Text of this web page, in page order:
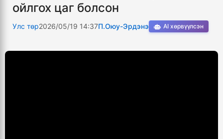
ойлгох цаг болсон
Улс төр2026/05/19 14:37П.Оюу-Эрдэнэ AI хөрвүүлсэн